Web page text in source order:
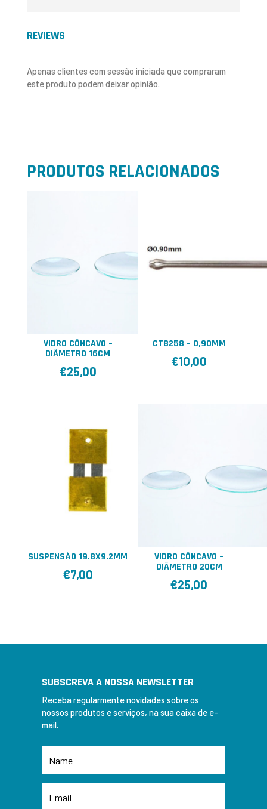
REVIEWS
Apenas clientes com sessão iniciada que compraram
este produto podem deixar opinião.
PRODUTOS RELACIONADOS
VIDRO CÔNCAVO –
DIÂMETRO 16CM
€25,00
CT8258 – 0,90MM
€10,00
SUSPENSÃO 19.8X9.2MM
€7,00
VIDRO CÔNCAVO –
DIÂMETRO 20CM
€25,00
SUBSCREVA A NOSSA NEWSLETTER
Receba regularmente novidades sobre os
nossos produtos e serviços, na sua caixa de e-
mail.